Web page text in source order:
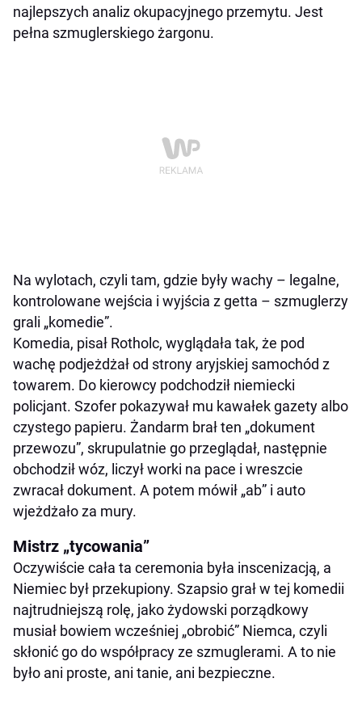
najlepszych analiz okupacyjnego przemytu. Jest
pełna szmuglerskiego żargonu.
Na wylotach, czyli tam, gdzie były wachy – legalne,
kontrolowane wejścia i wyjścia z getta – szmuglerzy
grali „komedie”.
Komedia, pisał Rotholc, wyglądała tak, że pod
wachę podjeżdżał od strony aryjskiej samochód z
towarem. Do kierowcy podchodził niemiecki
policjant. Szofer pokazywał mu kawałek gazety albo
czystego papieru. Żandarm brał ten „dokument
przewozu”, skrupulatnie go przeglądał, następnie
obchodził wóz, liczył worki na pace i wreszcie
zwracał dokument. A potem mówił „ab” i auto
wjeżdżało za mury.
Mistrz „tycowania”
Oczywiście cała ta ceremonia była inscenizacją, a
Niemiec był przekupiony. Szapsio grał w tej komedii
najtrudniejszą rolę, jako żydowski porządkowy
musiał bowiem wcześniej „obrobić” Niemca, czyli
skłonić go do współpracy ze szmuglerami. A to nie
było ani proste, ani tanie, ani bezpieczne.